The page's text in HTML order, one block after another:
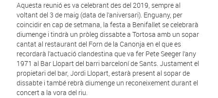
Aquesta reunió es va celebrant des del 2019, sempre al
voltant del 3 de maig (data de l’aniversari). Enguany, per
coincidir en cap de setmana, la festa a Benifallet se celebrarà
diumenge i tindrà un pròleg dissabte a Tortosa amb un sopar
cantat al restaurant del Forn de la Canonja en el que es
recordarà l’actuació clandestina que va fer Pete Seeger l’any
1971 al Bar Llopart del barri barceloní de Sants. Justament el
propietari del bar, Jordi Llopart, estarà present al sopar de
dissabte i també rebrà diumenge un reconeixement durant el
concert a la vora del riu.